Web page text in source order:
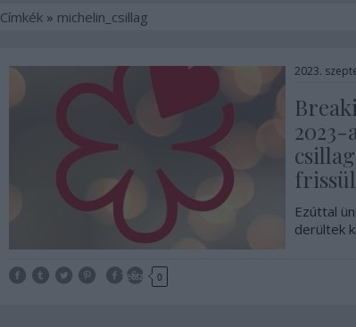
Címkék» michelin_csillag
2023.
Ezúttal
derültek
Tetszik 0